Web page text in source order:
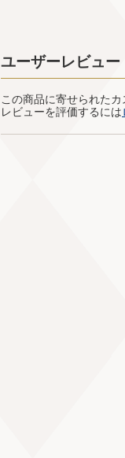
ユーザーレビュー
この商品に寄せられた
レビューを評価するには